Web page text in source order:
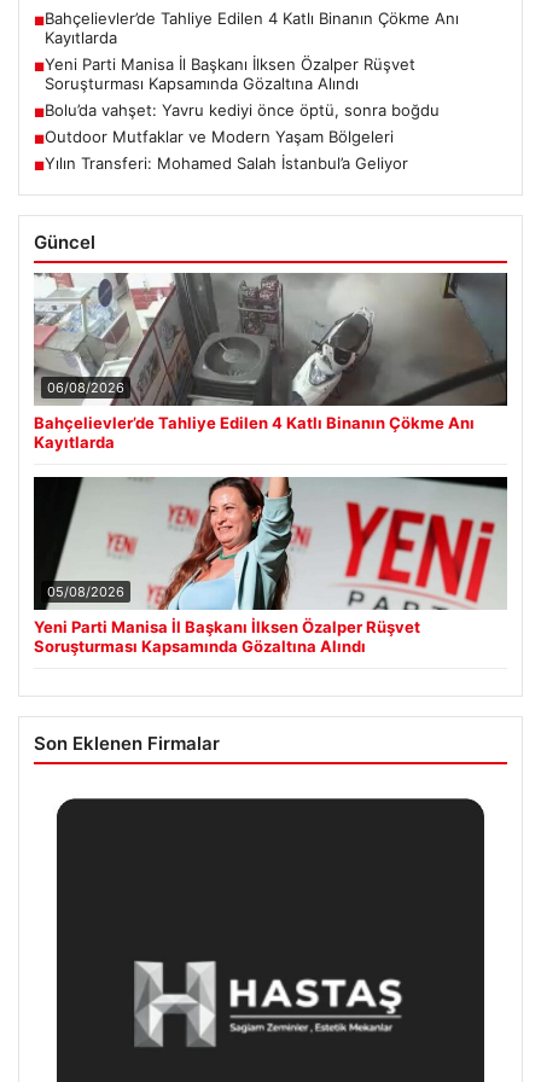
■Bahçelievler’de Tahliye Edilen 4 Katlı Binanın Çökme Anı
Kayıtlarda
■Yeni Parti Manisa İl Başkanı İlksen Özalper Rüşvet
Soruşturması Kapsamında Gözaltına Alındı
■Bolu’da vahşet: Yavru kediyi önce öptü, sonra boğdu
■Outdoor Mutfaklar ve Modern Yaşam Bölgeleri
■Yılın Transferi: Mohamed Salah İstanbul’a Geliyor
Güncel
06/08/2026
Bahçelievler’de Tahliye Edilen 4 Katlı Binanın Çökme Anı
Kayıtlarda
05/08/2026
Yeni Parti Manisa İl Başkanı İlksen Özalper Rüşvet
Soruşturması Kapsamında Gözaltına Alındı
Son Eklenen Firmalar